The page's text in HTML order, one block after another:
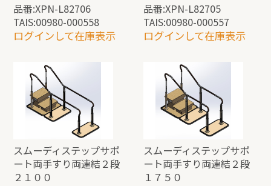
品番:XPN-L82706
TAIS:00980-000558
ログインして在庫表示
品番:XPN-L82705
TAIS:00980-000557
ログインして在庫表示
スムーディステップサポ
ート両手すり両連結２段
２１００
スムーディステップサポ
ート両手すり両連結２段
１７５０